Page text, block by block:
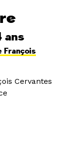
ans
François
Cervantes